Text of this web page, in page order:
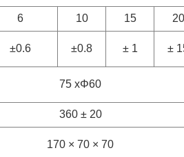
6 10 15 20
±0.6 ±0.8 ± 1 ±
75 xΦ60
360 ± 20
170 × 70 × 70